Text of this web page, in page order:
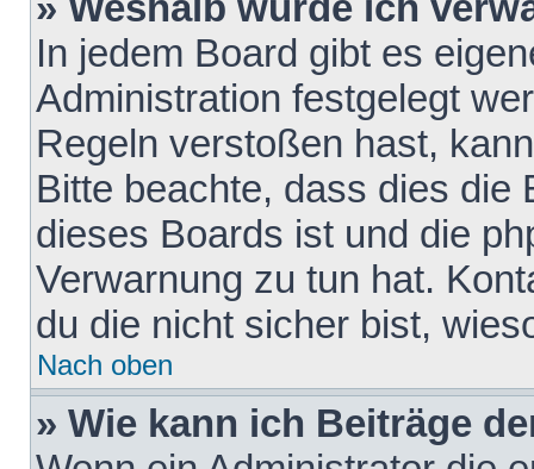
In jedem Board gibt es
Administration festgelegt
Regeln verstoßen hast,
Bitte beachte, dass dies die
dieses Boards ist und die
Verwarnung zu tun hat.
du die nicht sicher bist,
Nach oben
» Wie kann ich Beiträge